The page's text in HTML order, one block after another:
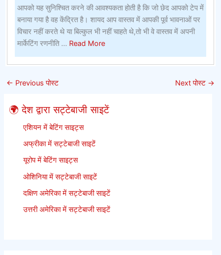
डार्ट्स
के
लिए
ऑनलाइन
आपको यह सुनिश्चित करने की आवश्यकता होती है कि जो छेद आपको टेप में
बनाया गया है वह केंद्रित है। शायद आप वास्तव में आपकी पूर्व भावनाओं पर
विचार नहीं करते थे या बिल्कुल भी नहीं चाहते थे,तो भी वे वास्तव में अपनी
मार्केटिंग रणनीति ... Read Moreabout
पनामा
विवरण
आपको
कभी
← Previous पोस्ट Next पोस्ट →
🌍 देश द्वारा सट्टेबाजी साइटें
एशियन में बेटिंग साइट्स
अफ्रीका में सट्टेबाजी साइटें
यूरोप में बेटिंग साइट्स
ओशिनिया में सट्टेबाजी साइटें
दक्षिण अमेरिका में सट्टेबाजी साइटें
उत्तरी अमेरिका में सट्टेबाजी साइटें